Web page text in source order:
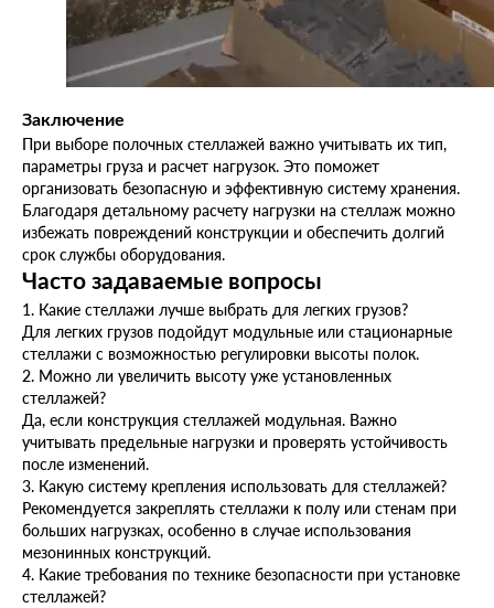
Заключение
При выборе полочных стеллажей важно учитывать их тип,
параметры груза и расчет нагрузок. Это поможет
организовать безопасную и эффективную систему хранения.
Благодаря детальному расчету нагрузки на стеллаж можно
избежать повреждений конструкции и обеспечить долгий
срок службы оборудования.
Часто задаваемые вопросы
1. Какие стеллажи лучше выбрать для легких грузов?
Для легких грузов подойдут модульные или стационарные
стеллажи с возможностью регулировки высоты полок.
2. Можно ли увеличить высоту уже установленных
стеллажей?
Да, если конструкция стеллажей модульная. Важно
учитывать предельные нагрузки и проверять устойчивость
после изменений.
3. Какую систему крепления использовать для стеллажей?
Рекомендуется закреплять стеллажи к полу или стенам при
больших нагрузках, особенно в случае использования
мезонинных конструкций.
4. Какие требования по технике безопасности при установке
стеллажей?